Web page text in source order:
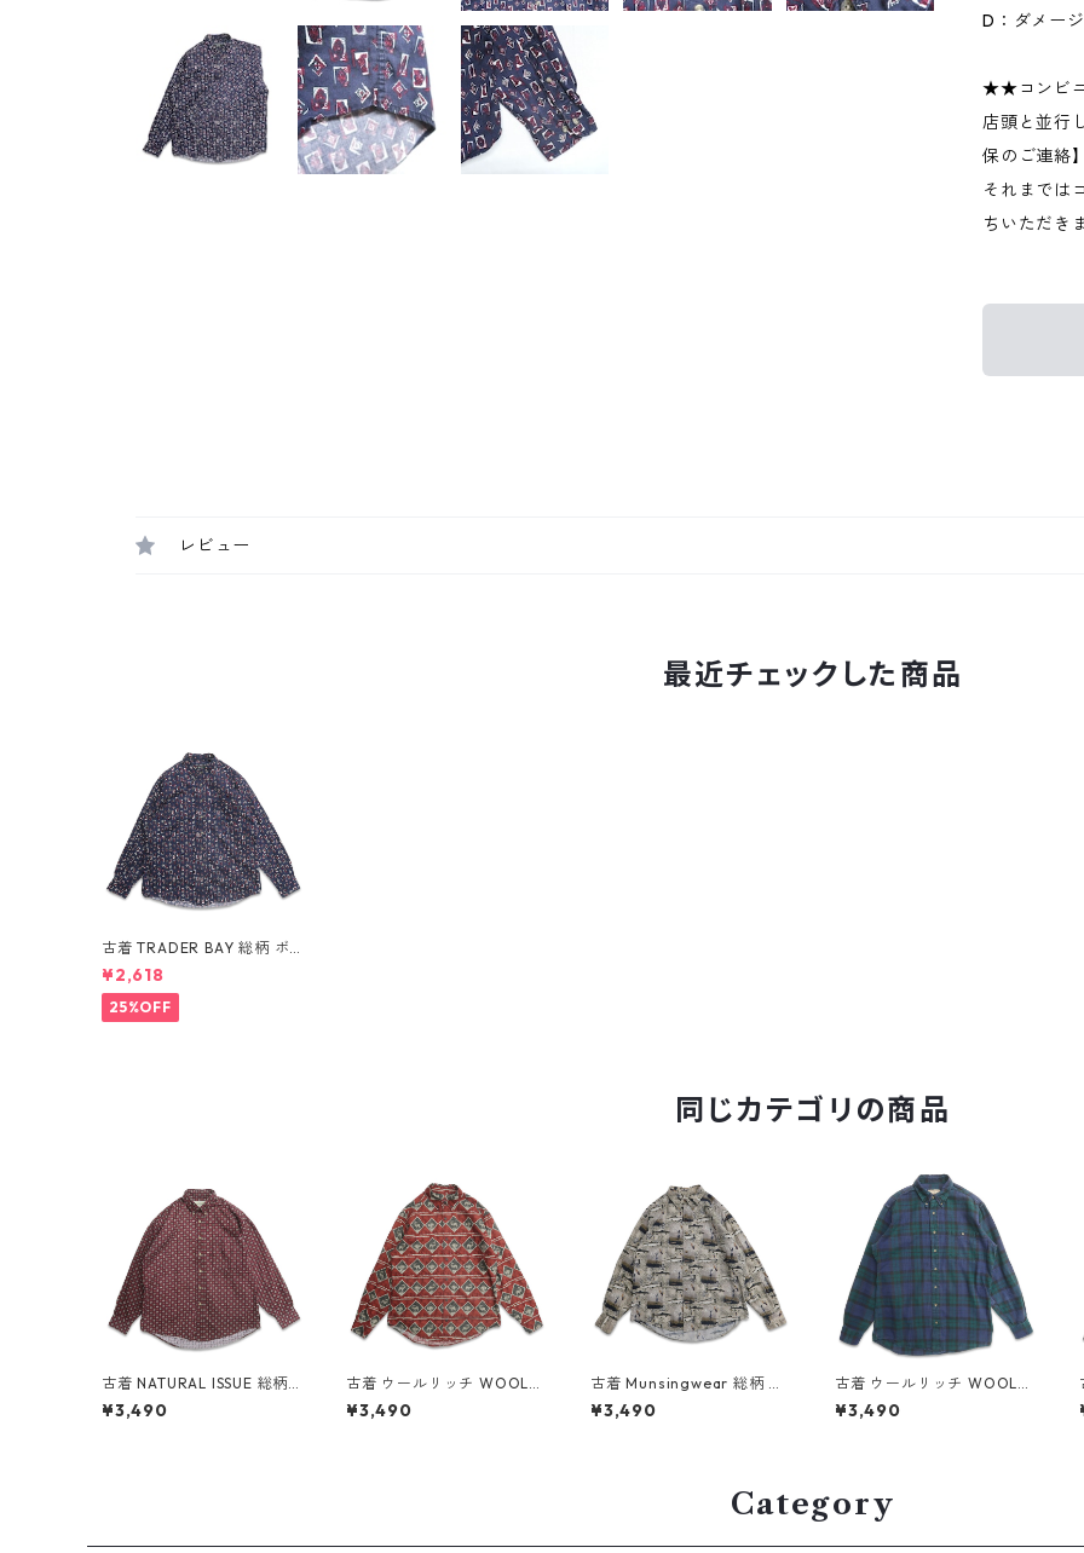
D：ダメー
★★コンビ
店頭と並行
保のご連絡
それまでは
ちいただき
レビュー
最近チェックした商品
古着 TRADER BAY 総柄 ボ
タンダウンシャツ 長袖シャ
ツ 表記：L gd409515n w6
0525
¥2,618
25%OFF
同じカテゴリの商品
古着 NATURAL ISSUE 総柄
ボタンダウンシャツ 長袖シ
ャツ 表記：M gd409305
¥3,490
古着 ウールリッチ WOOLRI
CH 総柄 アニマル ボタンダ
ウンシャツ 長袖シャツ 表
¥3,490
古着 Munsingwear 総柄 フ
ィッシング 魚 ボタンダウン
シャツ 長袖シャツ 表記：L
¥3,490
古着 ウールリッチ WOOLRI
CH ネルシャツ 長袖シャツ
チェック 表記：M TALL g
¥3,490
Category